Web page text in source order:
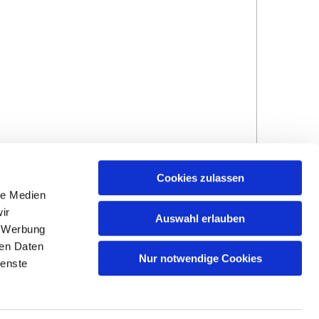
Medien
Daten
Cookies zulassen
Auswahl erlauben
Nur notwendige Cookies
Impressum und